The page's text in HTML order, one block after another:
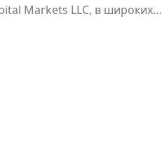
Markets LLC, в широких…